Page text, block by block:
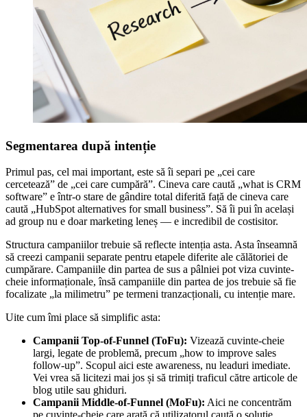
Segmentarea după intenție
Primul pas, cel mai important, este să îi separi pe „cei care
cercetează” de „cei care cumpără”. Cineva care caută „what is CRM
software” e într-o stare de gândire total diferită față de cineva care
caută „HubSpot alternatives for small business”. Să îi pui în același
ad group nu e doar marketing leneș — e incredibil de costisitor.
Structura campaniilor trebuie să reflecte intenția asta. Asta înseamnă
să creezi campanii separate pentru etapele diferite ale călătoriei de
cumpărare. Campaniile din partea de sus a pâlniei pot viza cuvinte-
cheie informaționale, însă campaniile din partea de jos trebuie să fie
focalizate „la milimetru” pe termeni tranzacționali, cu intenție mare.
Uite cum îmi place să simplific asta:
Campanii Top-of-Funnel (ToFu): Vizează cuvinte-cheie
largi, legate de problemă, precum „how to improve sales
follow-up”. Scopul aici este awareness, nu leaduri imediate.
Vei vrea să licitezi mai jos și să trimiți traficul către articole de
blog utile sau ghiduri.
Campanii Middle-of-Funnel (MoFu): Aici ne concentrăm